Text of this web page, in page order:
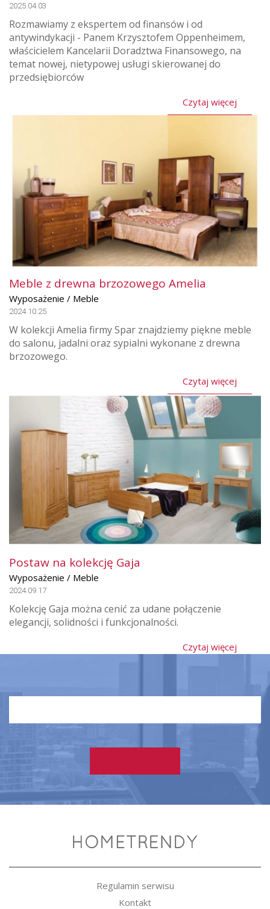
2025.04.03
Rozmawiamy z ekspertem od finansów i od
antywindykacji - Panem Krzysztofem Oppenheimem,
właścicielem Kancelarii Doradztwa Finansowego, na
temat nowej, nietypowej usługi skierowanej do
przedsiębiorców
Czytaj więcej
Meble z drewna brzozowego Amelia
Wyposażenie / Meble
2024.10.25
W kolekcji Amelia firmy Spar znajdziemy piękne meble
do salonu, jadalni oraz sypialni wykonane z drewna
brzozowego.
Czytaj więcej
Postaw na kolekcję Gaja
Wyposażenie / Meble
2024.09.17
Kolekcję Gaja można cenić za udane połączenie
elegancji, solidności i funkcjonalności.
Czytaj więcej
Regulamin serwisu
Kontakt